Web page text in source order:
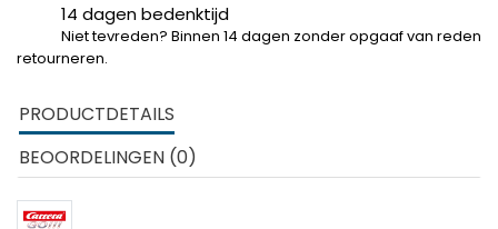
14 dagen bedenktijd
Niet tevreden? Binnen 14 dagen zonder opgaaf van reden
retourneren.
PRODUCTDETAILS
BEOORDELINGEN (0)